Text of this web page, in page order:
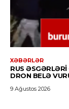
XƏBƏRLƏR
RUS ƏSGƏRLƏRI
DRON BELƏ
9 Ağustos 2026